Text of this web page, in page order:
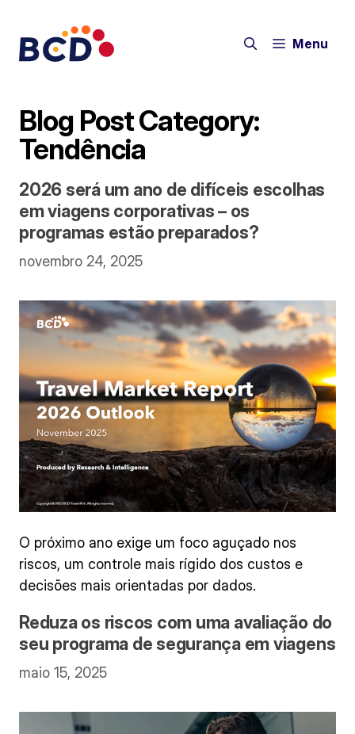
Menu
Blog Post Category:
Tendência
2026 será um ano de difíceis escolhas
em viagens corporativas – os
programas estão preparados?
novembro 24, 2025
O próximo ano exige um foco aguçado nos
riscos, um controle mais rígido dos custos e
decisões mais orientadas por dados.
Reduza os riscos com uma avaliação do
seu programa de segurança em viagens
maio 15, 2025